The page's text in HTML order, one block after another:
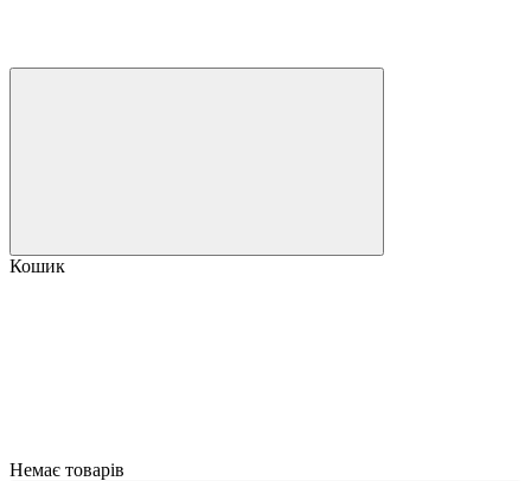
Кошик
Немає товарів